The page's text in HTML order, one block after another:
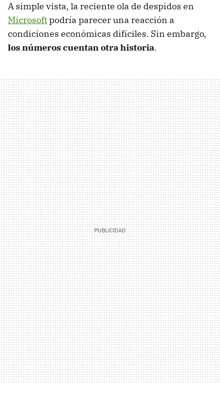
A simple vista, la reciente ola de despidos en
Microsoftpodría parecer una reacción a
condiciones económicas difíciles. Sin embargo,
los números cuentan otra historia.